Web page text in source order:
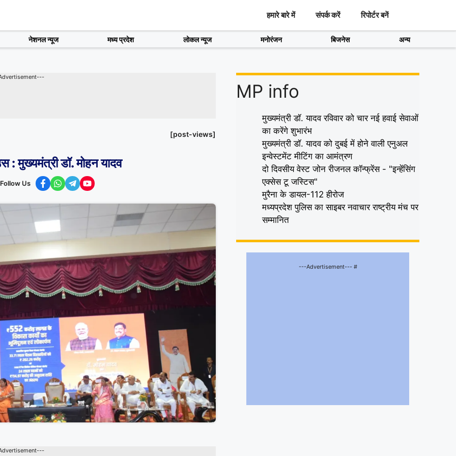
हमारे बारे में संपर्क करें रिपोर्टर बनें
नेशनल न्यूज मध्य प्रदेश लोकल न्यूज मनोरंजन बिजनेस अन्य
[post-views]
: मुख्यमंत्री डॉ. मोहन यादव
Follow Us
MP info
मुख्यमंत्री डॉ. यादव रविवार को चार नई हवाई सेवाओं
का करेंगे शुभारंभ
मुख्यमंत्री डॉ. यादव को दुबई में होने वाली एनुअल
इन्वेस्टमेंट मीटिंग का आमंत्रण
दो दिवसीय वेस्ट जोन रीजनल कॉन्फ्रेंस - "इन्हेंसिंग
एक्सेस टू जस्टिस"
मुरैना के डायल-112 हीरोज
मध्यप्रदेश पुलिस का साइबर नवाचार राष्ट्रीय मंच पर
सम्मानित
---Advertisement--- #